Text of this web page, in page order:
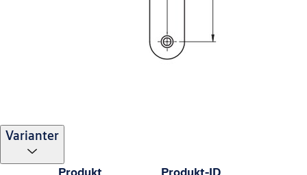
Varianter